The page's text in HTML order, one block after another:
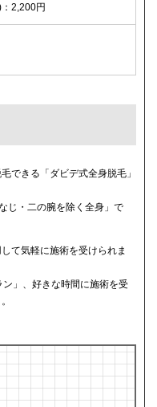
2,200円
できる「ダビデ式全身脱毛」
じ・二の腕を除く全身」で
て気軽に施術を受けられま
」、好きな時間に施術を受